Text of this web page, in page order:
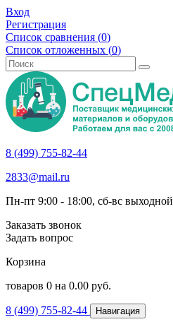
Вход
Регистрация
Список сравнения (0)
Список отложенных (0)
8 (499) 755-82-44
2833@mail.ru
Пн-пт 9:00 - 18:00, сб-вс выходной
Заказать звонок
Задать вопрос
Корзина
товаров 0 на 0.00 руб.
8 (499) 755-82-44 Навигация